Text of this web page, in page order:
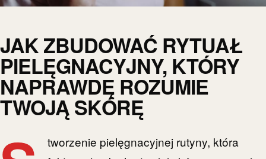
JAK ZBUDOWAĆ RYTUAŁ
PIELĘGNACYJNY, KTÓRY
NAPRAWDĘ ROZUMIE
TWOJĄ SKÓRĘ
tworzenie pielęgnacyjnej rutyny, która